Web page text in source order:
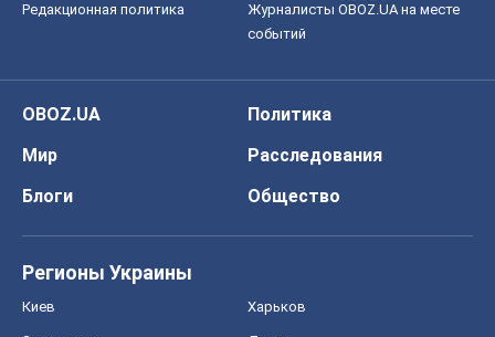
Редакционная политика
Журналисты OBOZ.UA на месте
событий
OBOZ.UA
Политика
Мир
Расследования
Блоги
Общество
Регионы Украины
Киев Харьков